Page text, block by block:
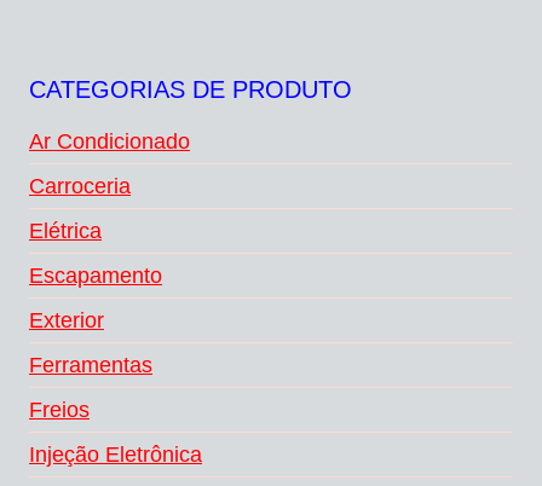
CATEGORIAS DE PRODUTO
Ar Condicionado
Carroceria
Elétrica
Escapamento
Exterior
Ferramentas
Freios
Injeção Eletrônica